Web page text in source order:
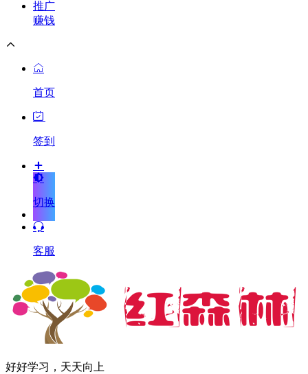
推广
赚钱
首页
签到
切换
客服
好好学习，天天向上